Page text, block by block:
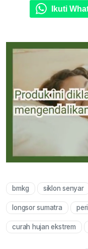
Ikuti
bmkg siklon senyar
longsor sumatra
curah hujan ekstrem